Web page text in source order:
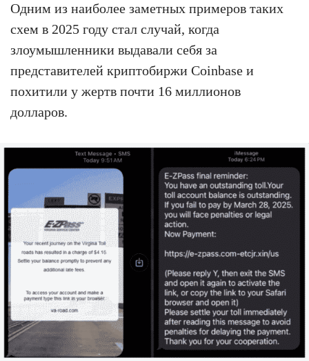
Одним из наиболее заметных примеров таких
схем в 2025 году стал случай, когда
злоумышленники выдавали себя за
представителей криптобиржи Coinbase и
похитили у жертв почти 16 миллионов
долларов.